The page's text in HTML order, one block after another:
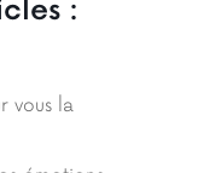
:
vous la